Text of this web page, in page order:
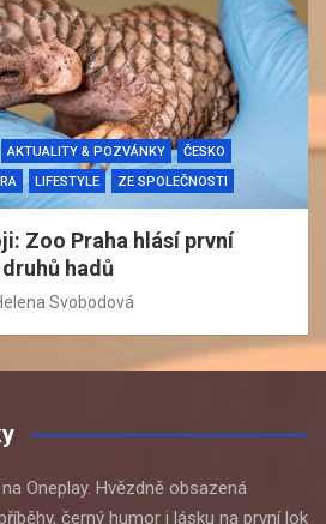
AKTUALITY & POZVÁNKY
ČESKO
LIFESTYLE ZE SPOLEČNOSTI
Zoo Praha hlásí první
hadů
Svobodová
Oneplay. Hvězdně obsazená
černý humor i lásku na první lok